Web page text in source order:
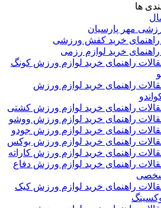
ها
مهر پارسیان
راهنمای خرید کفش ورزشی
خرید لوازم رزمی
راهنمای خرید لوازم ورزش کونگ
راهنمای خرید لوازم ورزش
راهنمای خرید لوازم ورزش کشتی
راهنمای خرید لوازم ورزش ووشو
راهنمای خرید لوازم ورزش جودو
راهنمای خرید لوازم ورزش بوکس
راهنمای خرید لوازم ورزش کاراته
راهنمای خرید لوازم ورزش دفاع
راهنمای خرید لوازم ورزش کیک